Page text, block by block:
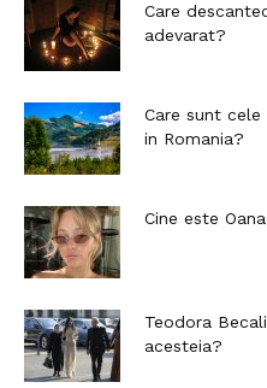
Care
adevarat?
Care sunt
in Romania?
Cine este
Teodora
acesteia?